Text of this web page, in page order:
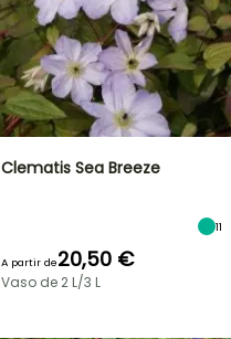
Clematis Sea Breeze
11
A partir de20,50 €
Vaso de 2 L/3 L